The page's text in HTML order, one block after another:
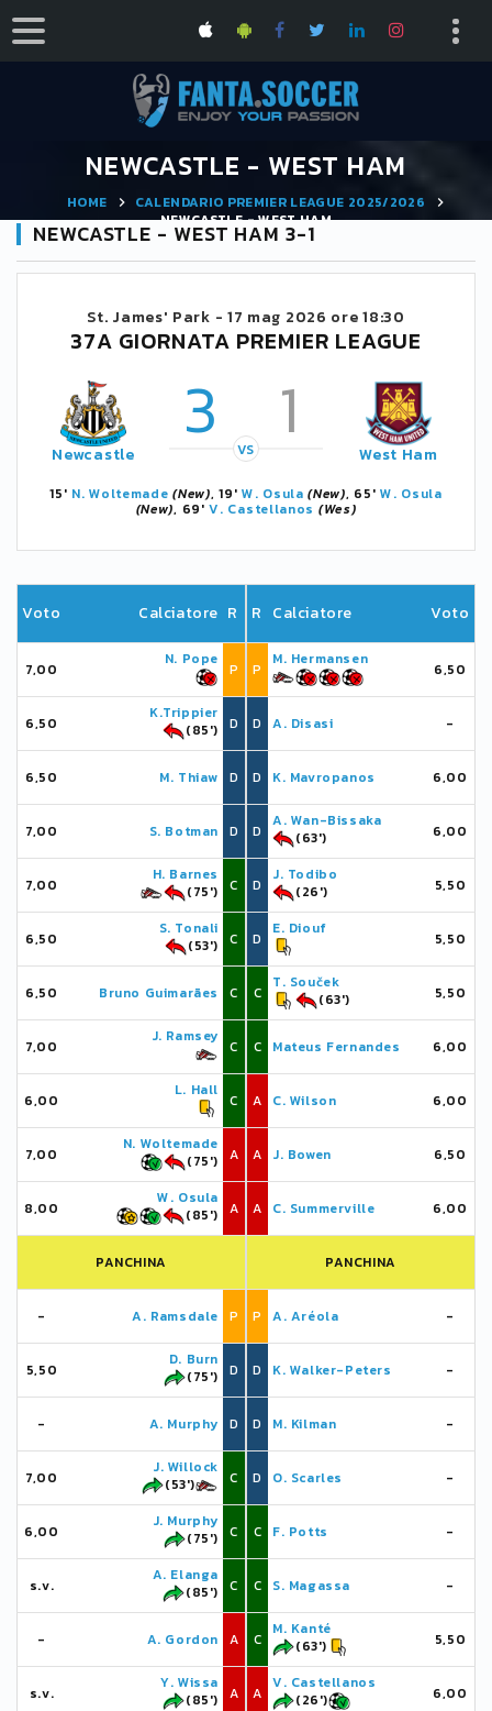
NEWCASTLE - WEST HAM
HOME
CALENDARIO PREMIER LEAGUE 2025/2026
NEWCASTLE - WEST HAM
NEWCASTLE - WEST HAM 3-1
St. James' Park - 17 mag 2026 ore 18:30
37A GIORNATA PREMIER LEAGUE
Newcastle 3 1
VS West Ham
15' N. Woltemade (New), 19' W. Osula (New), 65'W. Osula
(New), 69'V. Castellanos (Wes)
Voto Calciatore R
7,00
N. Pope
P
6,50
K.Trippier
(85')
D
6,50 M. Thiaw D
7,00 S. Botman D
7,00
H. Barnes
(75')
C
6,50
S. Tonali
(53')
C
6,50 Bruno Guimarães C
7,00
J. Ramsey
C
6,00
L. Hall
C
7,00
N. Woltemade
(75')
A
8,00
W. Osula
(85')
A
PANCHINA
- A. Ramsdale P
5,50
D. Burn
(75')
D
- A. Murphy D
7,00
J. Willock
(53')
C
6,00
J. Murphy
(75')
C
s.v.
A. Elanga
(85')
C
- A. Gordon A
s.v.
Y. Wissa
(85')
A
R Calciatore Voto
P
M. Hermansen
6,50
D A. Disasi -
D K. Mavropanos 6,00
D
A. Wan-Bissaka
(63')
6,00
D
J. Todibo
(26')
5,50
D
E. Diouf
5,50
C
T. Souček
(63')
5,50
C Mateus Fernandes 6,00
A C. Wilson 6,00
A J. Bowen 6,50
A C. Summerville 6,00
PANCHINA
P A. Aréola -
D K. Walker-Peters -
D M. Kilman -
D O. Scarles -
C F. Potts -
C S. Magassa -
C
M. Kanté
(63')
5,50
A
V. Castellanos
(26')
6,00